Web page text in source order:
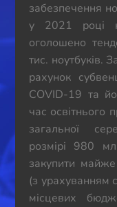
забезпечення
у 2021 році
оголошено
тис. ноутбуків.
рахунок
COVID-19 та
час освітнього
загальної
розмірі 980
закупити
(з урахуванням
місцевих